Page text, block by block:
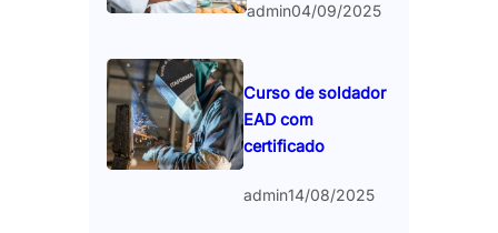
admin04/09/2025
Curso de soldador
EAD com
certificado
admin14/08/2025